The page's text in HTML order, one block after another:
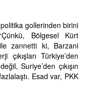
gollerinden birini
Bölgesel Kürt
zannetti ki, Barzani
Türkiye’den
Suriye’den çıkışın
Esad var, PKK